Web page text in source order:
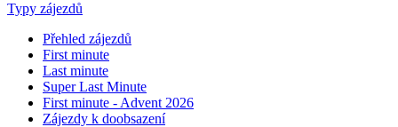
Typy zájezdů
Přehled zájezdů
First minute
Last minute
Super Last Minute
First minute - Advent 2026
Zájezdy k doobsazení